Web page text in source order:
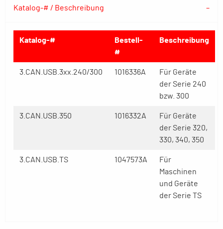
Katalog-# / Beschreibung
Katalog-#
Bestell-
#
Beschreibung
3.CAN.USB.3xx.240/300 1016336A
Für Geräte
der Serie 240
bzw. 300
3.CAN.USB.350 1016332A
Für Geräte
der Serie 320,
330, 340, 350
3.CAN.USB.TS 1047573A
Für
Maschinen
und Geräte
der Serie TS